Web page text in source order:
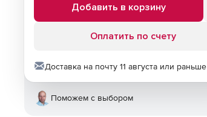
Добавить в корзину
Оплатить по счету
Доставка на почту 11 августа или раньше
Поможем с выбором